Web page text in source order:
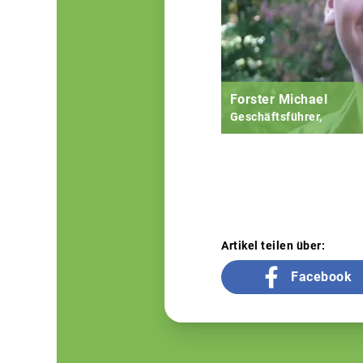
Forster Michael
Geschäftsführer,
Artikel teilen über:
Facebook